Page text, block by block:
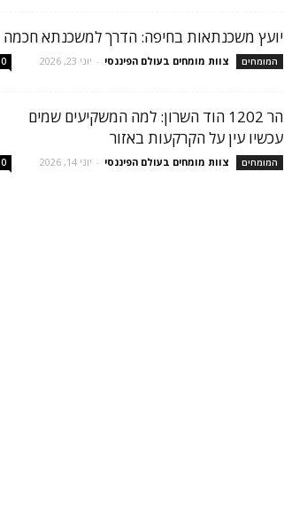
יועץ משכנתאות בחיפה: הדרך למשכנתא חכמה
המומחים צוות מומחים בעולם הפיננסי - יוני 23, 2026 0
הר 1202 הוד השרון: למה המשקיעים שמים
עכשיו עין על הקרקעות באזור
המומחים צוות מומחים בעולם הפיננסי - יוני 14, 2026 0